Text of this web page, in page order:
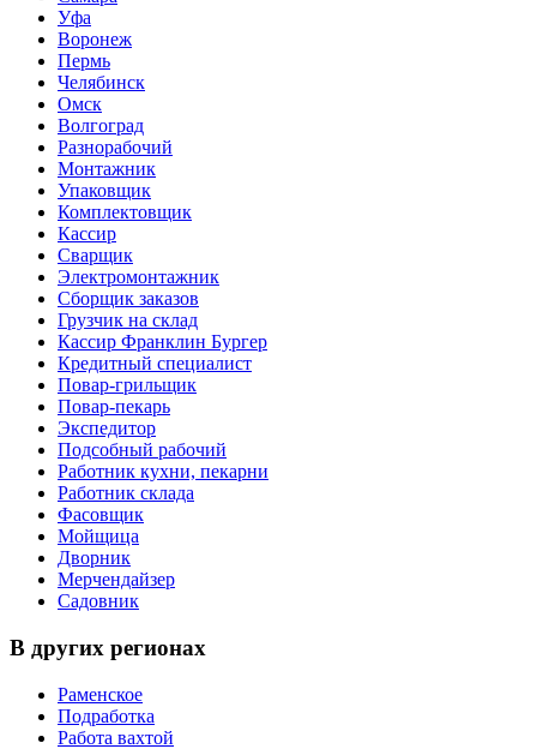
Уфа
Воронеж
Пермь
Челябинск
Омск
Волгоград
Разнорабочий
Монтажник
Упаковщик
Комплектовщик
Кассир
Сварщик
Электромонтажник
Сборщик заказов
Грузчик на склад
Кассир Франклин Бургер
Кредитный специалист
Повар-грильщик
Повар-пекарь
Экспедитор
Подсобный рабочий
Работник кухни, пекарни
Работник склада
Фасовщик
Мойщица
Дворник
Мерчендайзер
Садовник
В других регионах
Раменское
Подработка
Работа вахтой